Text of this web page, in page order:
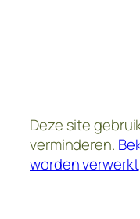
Deze site
verminderen.
worden verwerkt